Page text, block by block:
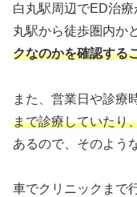
白丸駅周辺でED治
丸駅から徒歩圏内か
クなのかを確認する
また、営業日や診療
まで診療していたり
あるので、そのよう
車でクリニックまで